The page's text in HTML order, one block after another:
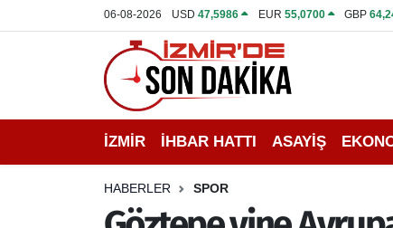
06-08-2026 USD47,5986 EUR 55,0700 GBP
İZMİR İHBAR HATTI ASAYİŞ
HABERLER SPOR
İHBAR HATTI
DEPREM
İzmir Nöbetçi Eczaneler
İzmir Hava Durumu
İzmir Namaz Vakitleri
İzmir Trafik Yoğunluk Haritası